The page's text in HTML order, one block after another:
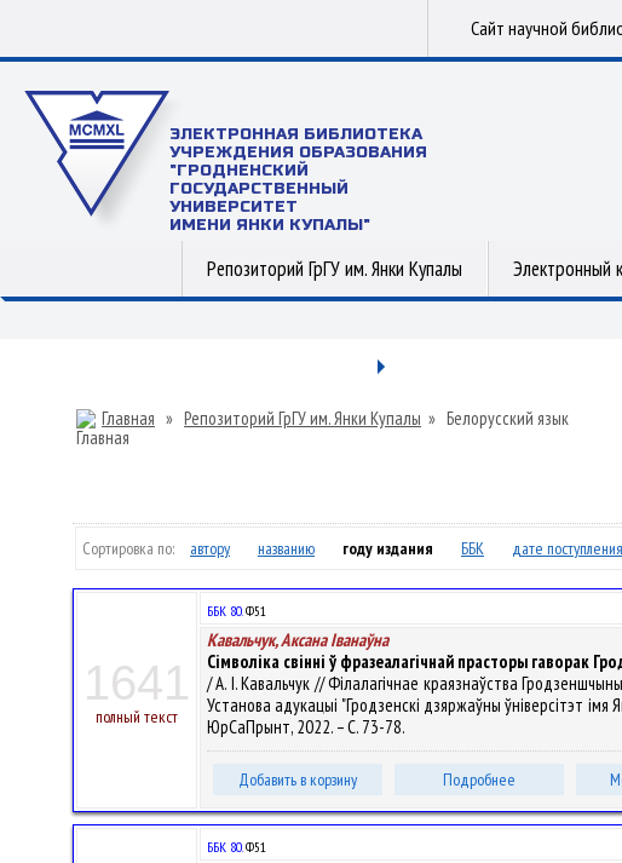
Сайт научной
ЭЛЕКТРОННАЯ БИБЛИОТЕКА
УЧРЕЖДЕНИЯ ОБРАЗОВАНИЯ
"ГРОДНЕНСКИЙ
ГОСУДАРСТВЕННЫЙ
УНИВЕРСИТЕТ
ИМЕНИ ЯНКИ КУПАЛЫ"
Репозиторий ГрГУ им. Янки Купалы Электронный
Главная » Репозиторий ГрГУ им. Янки Купалы » Белорусский язык
Сортировка по: автору названию году издания ББК дате поступления
1641
полный текст
ББК 80.Ф51
Кавальчук, Аксана Іванаўна
Сімволіка свінні ў фразеалагічнай прасторы гаворак
/ А. І. Кавальчук // Філалагічнае краязнаўства
Установа адукацыі "Гродзенскі дзяржаўны ўніверсітэт імя
ЮрСаПрынт, 2022. – С. 73-78.
Добавить в корзину Подробнее
ББК 80.Ф51